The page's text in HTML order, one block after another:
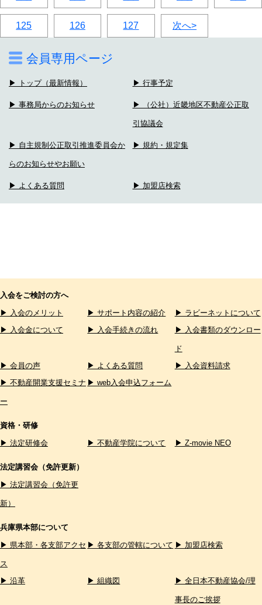
会員専用ページ
▶ トップ（最新情報） ▶ 行事予定
▶ 事務局からのお知らせ ▶ （公社）近畿地区不動産公正取
引協議会
▶ 自主規制公正取引推進委員会か
らのお知らせやお願い
▶ 規約・規定集
▶ よくある質問 ▶ 加盟店検索
125 126 127 次へ>
入会をご検討の方へ
▶ 入会のメリット
▶ サポート内容の紹介
▶ ラビーネットについて
▶ 入会金について
▶ 入会手続きの流れ ▶ 入会書類のダウンロー
ド
▶ 会員の声
▶ よくある質問
▶ 入会資料請求
▶ 不動産開業支援セミナ
ー
▶ web入会申込フォーム
資格・研修
▶ 法定研修会
▶ 不動産学院について ▶ Z-movie NEO
法定講習会（免許更新）
▶ 法定講習会（免許更
新）
兵庫県本部について
▶ 県本部・各支部アクセ
ス
▶ 各支部の管轄について ▶ 加盟店検索
▶ 沿革 ▶ 組織図 ▶ 全日本不動産協会/理
事長のご挨拶